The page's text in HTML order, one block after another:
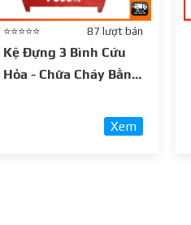
⭐⭐⭐⭐⭐ 87 lượt bán
Kệ Đựng 3 Bình Cứu
Hỏa - Chữa Cháy Bằng
Xem